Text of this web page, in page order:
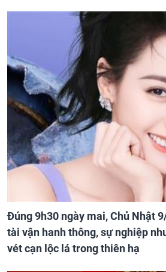
Đúng 9h30 ngày mai, Chủ Nhật
tài vận hanh thông, sự nghiệp
vét cạn lộc lá trong thiên hạ